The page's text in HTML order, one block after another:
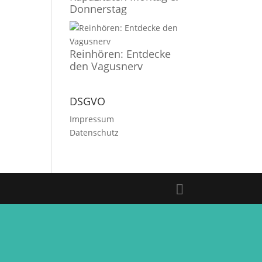
Donnerstag
Reinhören: Entdecke
den Vagusnerv
DSGVO
Impressum
Datenschutz